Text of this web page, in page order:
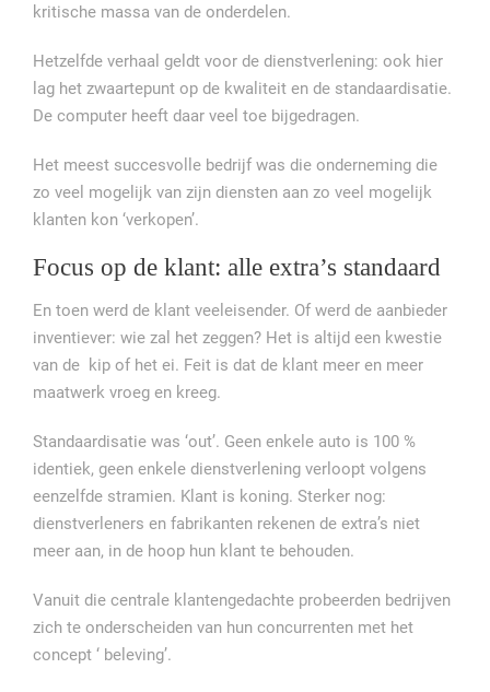
kritische massa van de onderdelen.
Hetzelfde verhaal geldt voor de dienstverlening: ook hier
lag het zwaartepunt op de kwaliteit en de standaardisatie.
De computer heeft daar veel toe bijgedragen.
Het meest succesvolle bedrijf was die onderneming die
zo veel mogelijk van zijn diensten aan zo veel mogelijk
klanten kon ‘verkopen’.
Focus op de klant: alle extra’s standaard
En toen werd de klant veeleisender. Of werd de aanbieder
inventiever: wie zal het zeggen? Het is altijd een kwestie
van de kip of het ei. Feit is dat de klant meer en meer
maatwerk vroeg en kreeg.
Standaardisatie was ‘out’. Geen enkele auto is 100 %
identiek, geen enkele dienstverlening verloopt volgens
eenzelfde stramien. Klant is koning. Sterker nog:
dienstverleners en fabrikanten rekenen de extra’s niet
meer aan, in de hoop hun klant te behouden.
Vanuit die centrale klantengedachte probeerden bedrijven
zich te onderscheiden van hun concurrenten met het
concept ‘ beleving’.